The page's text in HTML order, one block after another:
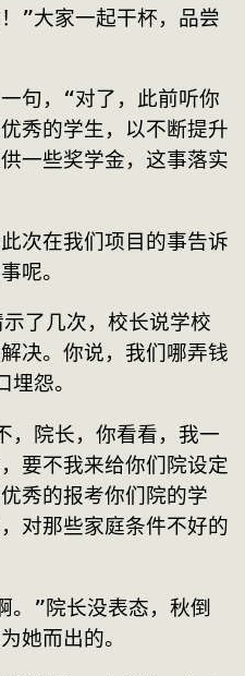
”大家一起干杯，品尝
句，“对了，此前听你
秀的学生，以不断提升
一些奖学金，这事落实
次在我们项目的事告诉
呢。
了几次，校长说学校
决。你说，我们哪弄钱
怨。
，院长，你看看，我一
要不我来给你们院设定
秀的报考你们院的学
对那些家庭条件不好的
。”院长没表态，秋倒
她而出的。